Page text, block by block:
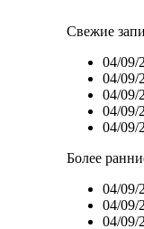
Свежие
04/09/
04/09/
04/09/
04/09/
04/09/
Более
04/09/
04/09/
04/09/